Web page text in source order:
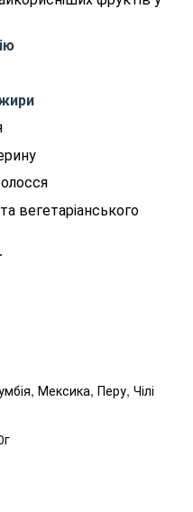
вегетаріанського
Мексика, Перу, Чілі